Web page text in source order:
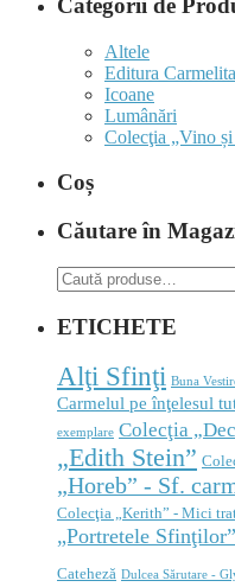
Categorii de
Altele
Editura
Icoane
Lumânări
Colecţia „Vino și
Coș
Căutare în
Caută
după:
ETICHETE
Alţi Sfinţi Buna
Carmelul pe înţelesul
exemplare Colecţia
„Edith Stein”
„Horeb” - Sf.
Colecţia „Kerith” - Mici
„Portretele Sfinţilor”
Cateheză Dulcea Sărutare -